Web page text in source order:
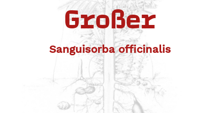
Großer
Sanguisorba officinalis